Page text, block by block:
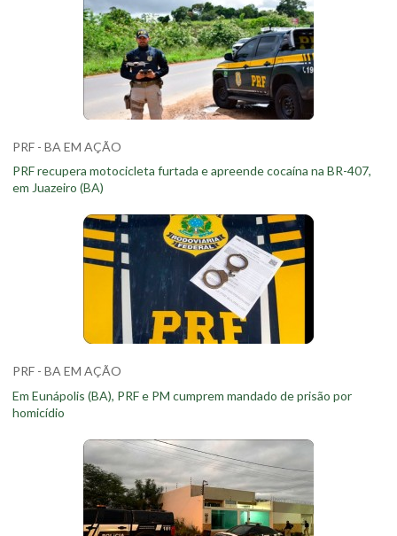
PRF - BA EM AÇÃO
PRF recupera motocicleta furtada e apreende cocaína na BR-407,
em Juazeiro (BA)
PRF - BA EM AÇÃO
Em Eunápolis (BA), PRF e PM cumprem mandado de prisão por
homicídio